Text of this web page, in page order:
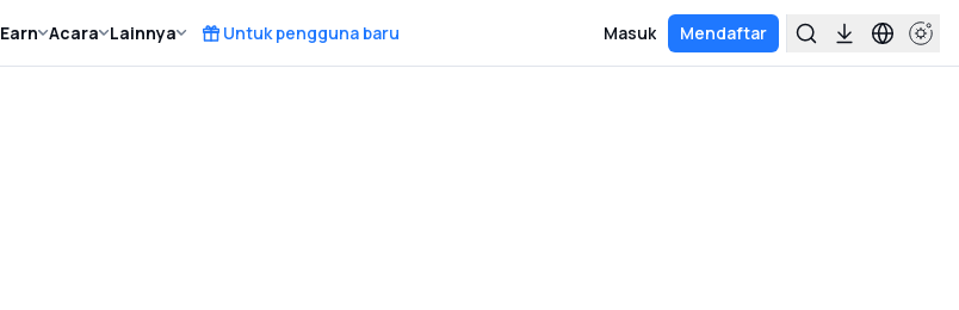
Earn Acara Lainnya Untuk pengguna baru Masuk Mendaftar